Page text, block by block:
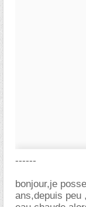
------
bonjour,je
ans,depuis peu